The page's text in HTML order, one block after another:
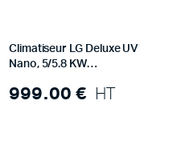
Climatiseur LG Deluxe UV
Nano, 5/5.8 KW
NSK- Unité Intérieur
999.00 € HT